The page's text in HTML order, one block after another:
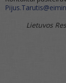
Lietuvos